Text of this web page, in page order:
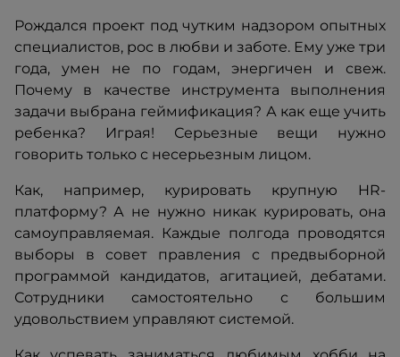
Рождался проект под чутким надзором опытных
специалистов, рос в любви и заботе. Ему уже три
года, умен не по годам, энергичен и свеж.
Почему в качестве инструмента выполнения
задачи выбрана геймификация? А как еще учить
ребенка? Играя! Серьезные вещи нужно
говорить только с несерьезным лицом.
Как, например, курировать крупную HR-
платформу? А не нужно никак курировать, она
самоуправляемая. Каждые полгода проводятся
выборы в совет правления с предвыборной
программой кандидатов, агитацией, дебатами.
Сотрудники самостоятельно с большим
удовольствием управляют системой.